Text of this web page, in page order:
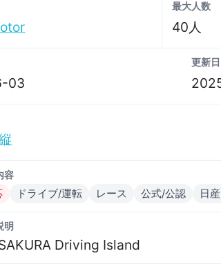
最大人数
40人
03
更新日
容
ドライブ/運転 レース 公式/公認 日産
明
Driving Island